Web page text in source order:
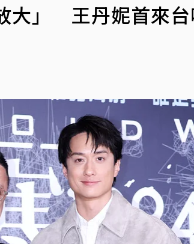
大」 王丹妮首來